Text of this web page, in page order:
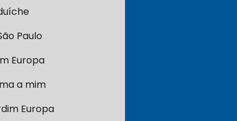
Paulo
Europa
a mim
Europa